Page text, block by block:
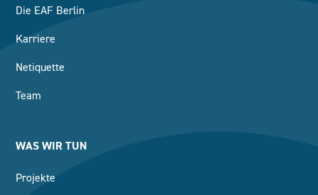
Die EAF Berlin
Karriere
Netiquette
Team
WAS WIR TUN
Projekte